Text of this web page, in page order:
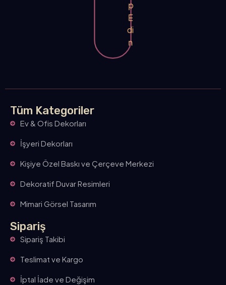
p
E
di
n
Tüm Kategoriler
Ev & Ofis Dekorları
İşyeri Dekorları
Kişiye Özel Baskı ve Çerçeve Merkezi
Dekoratif Duvar Resimleri
Mimari Görsel Tasarım
Sipariş
Sipariş Takibi
Teslimat ve Kargo
İptal İade ve Değişim